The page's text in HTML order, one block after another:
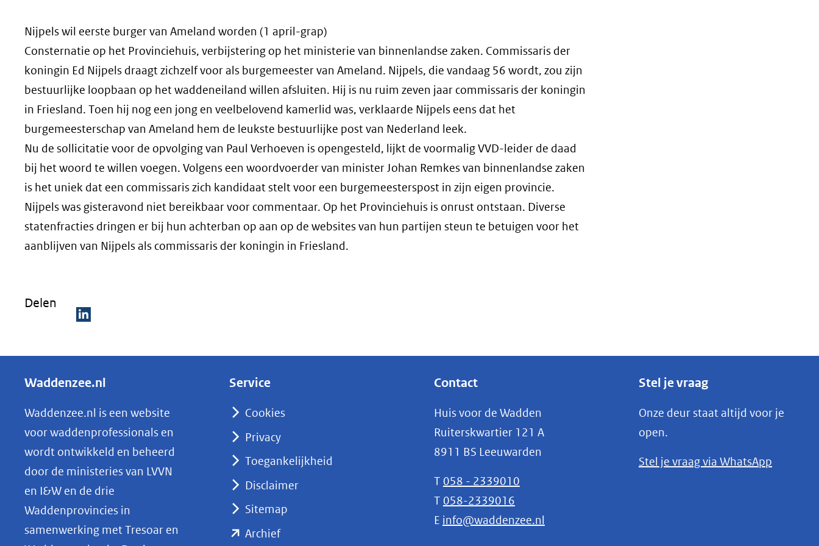
Nijpels wil eerste burger van Ameland worden (1 april-grap)
Consternatie op het Provinciehuis, verbijstering op het ministerie van binnenlandse zaken. Commissaris der
koningin Ed Nijpels draagt zichzelf voor als burgemeester van Ameland. Nijpels, die vandaag 56 wordt, zou zijn
bestuurlijke loopbaan op het waddeneiland willen afsluiten. Hij is nu ruim zeven jaar commissaris der koningin
in Friesland. Toen hij nog een jong en veelbelovend kamerlid was, verklaarde Nijpels eens dat het
burgemeesterschap van Ameland hem de leukste bestuurlijke post van Nederland leek.
Nu de sollicitatie voor de opvolging van Paul Verhoeven is opengesteld, lijkt de voormalig VVD-leider de daad
bij het woord te willen voegen. Volgens een woordvoerder van minister Johan Remkes van binnenlandse zaken
is het uniek dat een commissaris zich kandidaat stelt voor een burgemeesterspost in zijn eigen provincie.
Nijpels was gisteravond niet bereikbaar voor commentaar. Op het Provinciehuis is onrust ontstaan. Diverse
statenfracties dringen er bij hun achterban op aan op de websites van hun partijen steun te betuigen voor het
aanblijven van Nijpels als commissaris der koningin in Friesland.
Delen
e
e
n
o
p
L
k
e
Waddenzee.nl
Waddenzee.nl is een website
voor waddenprofessionals en
wordt ontwikkeld en beheerd
door de ministeries van LVVN
en I&W en de drie
Waddenprovincies in
samenwerking met Tresoar en
Service
Cookies
Privacy
Toegankelijkheid
Disclaimer
Sitemap
Archief(opent
Contact
Huis voor de Wadden
Ruiterskwartier 121 A
8911 BS Leeuwarden
T 058 - 2339010
T 058-2339016
E info@waddenzee.nl
Stel je vraag
Onze deur staat altijd voor je
open.
Stel je vraag via WhatsApp